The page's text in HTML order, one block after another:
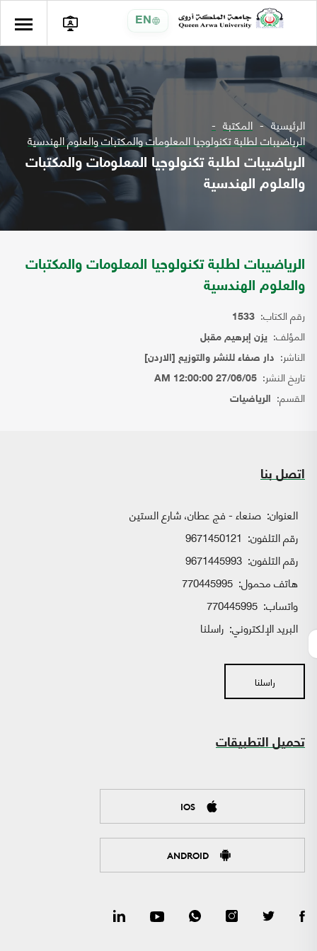
EN
الرئيسية المكتبة
الرياضيبات لطلبة تكنولوجيا المعلومات والمكتبات والعلوم الهندسية
الرياضيبات لطلبة تكنولوجيا المعلومات والمكتبات
والعلوم الهندسية
الرياضيبات لطلبة تكنولوجيا المعلومات والمكتبات
والعلوم الهندسية
رقم الكتاب: 1533
المؤلف: يزن إبرهيم مقبل
الناشر: دار صفاء للنشر والتوزيع [الاردن]
تاريخ النشر: 27/06/05 12:00:00 AM
القسم: الرياضيات
اتصل بنا
العنوان: صنعاء - فج عطان، شارع الستين
رقم التلفون: 9671450121
رقم التلفون: 9671445993
هاتف محمول: 770445995
واتساب:
البريد الإلكتروني: راسلنا
راسلنا
تحميل التطبيقات
IOS
ANDROID